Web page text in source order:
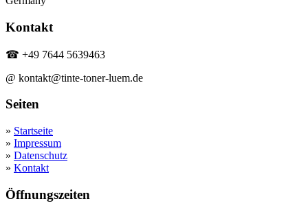
Kontakt
☎ +49 7644 5639463
@ kontakt@tinte-toner-luem.de
Seiten
» Startseite
» Impressum
» Datenschutz
» Kontakt
Öffnungszeiten